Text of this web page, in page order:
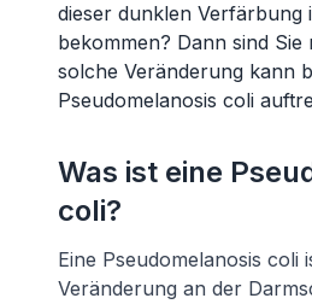
dieser dunklen Verfärbung
bekommen? Dann sind Sie
solche Veränderung kann
Pseudomelanosis coli
Was ist eine
coli?
Eine Pseudomelanosis coli
Veränderung an der